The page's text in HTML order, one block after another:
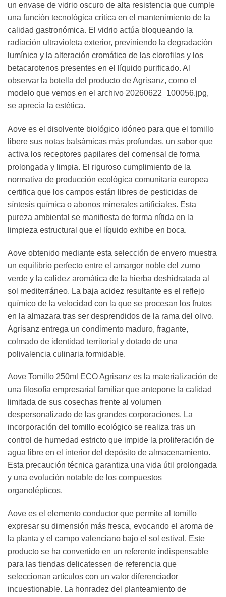
un envase de vidrio oscuro de alta resistencia que cumple
una función tecnológica crítica en el mantenimiento de la
calidad gastronómica. El vidrio actúa bloqueando la
radiación ultravioleta exterior, previniendo la degradación
lumínica y la alteración cromática de las clorofilas y los
betacarotenos presentes en el líquido purificado. Al
observar la botella del producto de Agrisanz, como el
modelo que vemos en el archivo 20260622_100056.jpg,
se aprecia la estética.
Aove es el disolvente biológico idóneo para que el tomillo
libere sus notas balsámicas más profundas, un sabor que
activa los receptores papilares del comensal de forma
prolongada y limpia. El riguroso cumplimiento de la
normativa de producción ecológica comunitaria europea
certifica que los campos están libres de pesticidas de
síntesis química o abonos minerales artificiales. Esta
pureza ambiental se manifiesta de forma nítida en la
limpieza estructural que el líquido exhibe en boca.
Aove obtenido mediante esta selección de envero muestra
un equilibrio perfecto entre el amargor noble del zumo
verde y la calidez aromática de la hierba deshidratada al
sol mediterráneo. La baja acidez resultante es el reflejo
químico de la velocidad con la que se procesan los frutos
en la almazara tras ser desprendidos de la rama del olivo.
Agrisanz entrega un condimento maduro, fragante,
colmado de identidad territorial y dotado de una
polivalencia culinaria formidable.
Aove Tomillo 250ml ECO Agrisanz es la materialización de
una filosofía empresarial familiar que antepone la calidad
limitada de sus cosechas frente al volumen
despersonalizado de las grandes corporaciones. La
incorporación del tomillo ecológico se realiza tras un
control de humedad estricto que impide la proliferación de
agua libre en el interior del depósito de almacenamiento.
Esta precaución técnica garantiza una vida útil prolongada
y una evolución notable de los compuestos
organolépticos.
Aove es el elemento conductor que permite al tomillo
expresar su dimensión más fresca, evocando el aroma de
la planta y el campo valenciano bajo el sol estival. Este
producto se ha convertido en un referente indispensable
para las tiendas delicatessen de referencia que
seleccionan artículos con un valor diferenciador
incuestionable. La honradez del planteamiento de